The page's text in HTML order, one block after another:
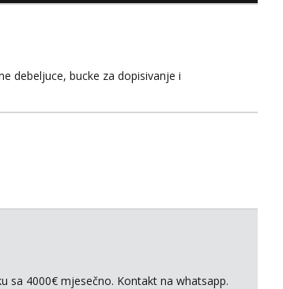
debeljuce, bucke za dopisivanje i
sa 4000€ mjesečno. Kontakt na whatsapp.